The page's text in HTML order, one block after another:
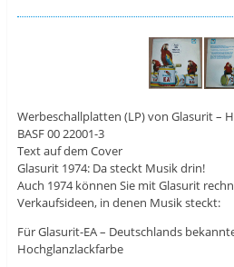
Werbeschallplatten (LP) von Glasurit –
BASF 00 22001-3
Text auf dem Cover
Glasurit 1974: Da steckt Musik drin!
Auch 1974 können Sie mit Glasurit
Verkaufsideen, in denen Musik steckt:
Für Glasurit-EA – Deutschlands
Hochglanzlackfarbe